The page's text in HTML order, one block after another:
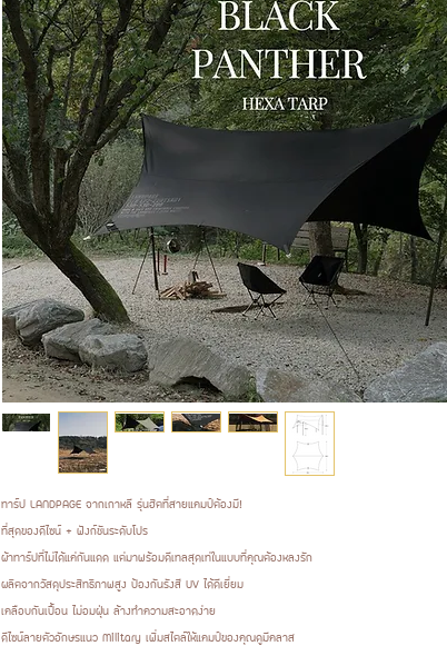
ทาร์ป LANDPAGE จากเกาหลี รุ่นฮิตที่สายแคมป์ต้องมี!
ที่สุดของดีไซน์ + ฟังก์ชันระดับโปร
ผ้าทาร์ปที่ไม่ได้แค่กันแดด แต่มาพร้อมดีเทลสุดเท่ในแบบที่คุณต้องหลงรัก
ผลิตจากวัสดุประสิทธิภาพสูง ป้องกันรังสี UV ได้ดีเยี่ยม
เคลือบกันเปื้อน ไม่อมฝุ่น ล้างทำความสะอาดง่าย
ดีไซน์ลายตัวอักษรแนว Military เพิ่มสไตล์ให้แคมป์ของคุณดูมีคลาส